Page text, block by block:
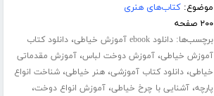
موضوع:کتاب‌های هنری
۲۰۰ صفحه
برچسب‌ها:دانلود ebook آموزش خیاطی ،دانلود کتاب
آموزش خیاطی،آموزش دوخت لباس،آموزش مقدماتی
خیاطی،دانلود کتاب آموزشی،هنر خیاطی،شناخت انواع
پارچه،آشنایی با چرخ خیاطی،آموزش انواع دوخت،